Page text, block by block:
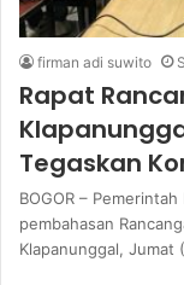
firman adi suwito
Rapat
Tegaskan
BOGOR –
pembahasan
Klapanunggal,